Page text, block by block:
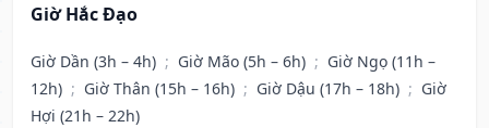
Giờ Hắc Đạo
Giờ Dần (3h – 4h) ; Giờ Mão (5h – 6h) ; Giờ Ngọ (11h –
12h) ; Giờ Thân (15h – 16h) ; Giờ Dậu (17h – 18h) ; Giờ
Hợi (21h – 22h)